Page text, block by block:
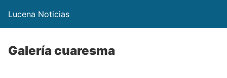
Lucena Noticias
Galería cuaresma